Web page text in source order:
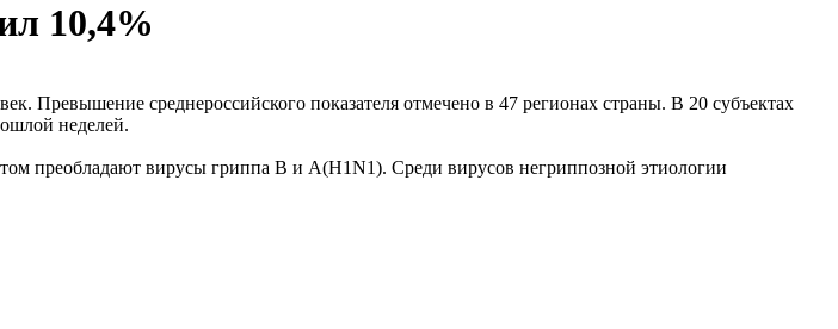
10,4%
Превышение среднероссийского показателя отмечено в 47 регионах страны. В 20 субъектах
неделей.
преобладают вирусы гриппа B и A(H1N1). Среди вирусов негриппозной этиологии